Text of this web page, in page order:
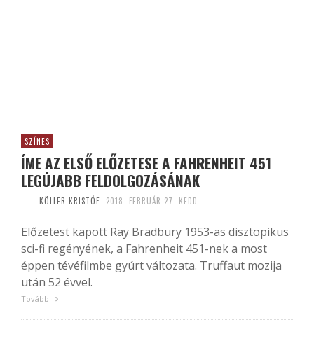
SZÍNES
ÍME AZ ELSŐ ELŐZETESE A FAHRENHEIT 451
LEGÚJABB FELDOLGOZÁSÁNAK
KÖLLER KRISTÓF 2018. FEBRUÁR 27. KEDD
Előzetest kapott Ray Bradbury 1953-as disztopikus
sci-fi regényének, a Fahrenheit 451-nek a most
éppen tévéfilmbe gyúrt változata. Truffaut mozija
után 52 évvel.
Tovább